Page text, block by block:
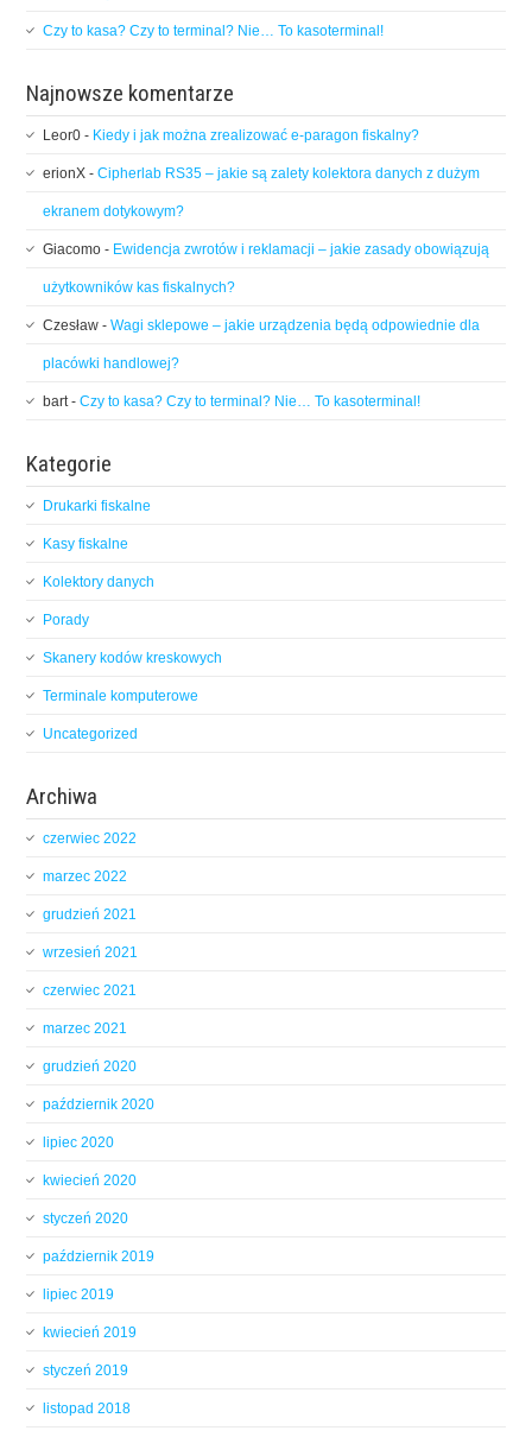
Czy to kasa? Czy to terminal? Nie… To kasoterminal!
Najnowsze komentarze
Leor0 - Kiedy i jak można zrealizować e-paragon fiskalny?
erionX -Cipherlab RS35 – jakie są zalety kolektora danych z dużym
ekranem dotykowym?
Giacomo - Ewidencja zwrotów i reklamacji – jakie zasady obowiązują
użytkowników kas fiskalnych?
Czesław -Wagi sklepowe – jakie urządzenia będą odpowiednie dla
placówki handlowej?
bart-Czy to kasa? Czy to terminal? Nie… To kasoterminal!
Kategorie
Drukarki fiskalne
Kasy fiskalne
Kolektory danych
Porady
Skanery kodów kreskowych
Terminale komputerowe
Uncategorized
Archiwa
czerwiec 2022
marzec 2022
grudzień 2021
wrzesień 2021
czerwiec 2021
marzec 2021
grudzień 2020
październik 2020
lipiec 2020
kwiecień 2020
styczeń 2020
październik 2019
lipiec 2019
kwiecień 2019
styczeń 2019
listopad 2018